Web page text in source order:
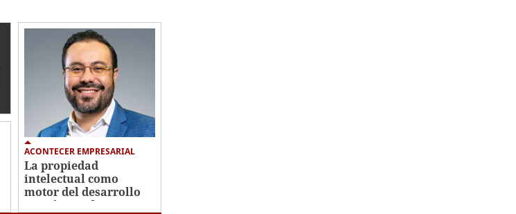
ACONTECER EMPRESARIAL
La propiedad
intelectual como
motor del desarrollo
económico de